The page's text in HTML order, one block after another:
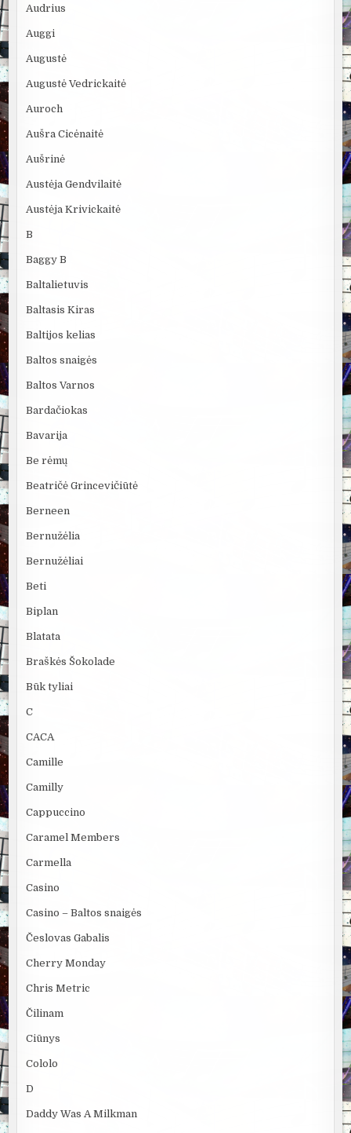
Audrius
Auggi
Augustė
Augustė Vedrickaitė
Auroch
Aušra Cicėnaitė
Aušrinė
Austėja Gendvilaitė
Austėja Krivickaitė
B
Baggy B
Baltalietuvis
Baltasis Kiras
Baltijos kelias
Baltos snaigės
Baltos Varnos
Bardačiokas
Bavarija
Be rėmų
Beatričė Grincevičiūtė
Berneen
Bernužėlia
Bernužėliai
Beti
Biplan
Blatata
Braškės Šokolade
Būk tyliai
C
CACA
Camille
Camilly
Cappuccino
Caramel Members
Carmella
Casino
Casino – Baltos snaigės
Česlovas Gabalis
Cherry Monday
Chris Metric
Čilinam
Ciūnys
Cololo
D
Daddy Was A Milkman